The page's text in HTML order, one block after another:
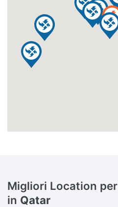
Migliori Location
in Qatar